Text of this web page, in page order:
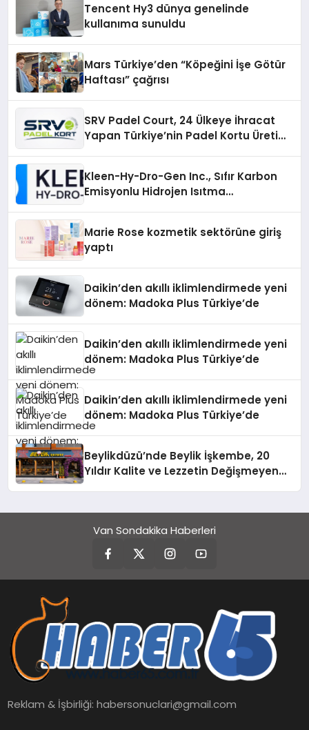
Tencent Hy3 dünya genelinde
kullanıma sunuldu
Mars Türkiye’den “Köpeğini İşe Götür
Haftası” çağrısı
SRV Padel Court, 24 Ülkeye İhracat
Yapan Türkiye’nin Padel Kortu Üretim
Kleen-Hy-Dro-Gen Inc., Sıfır Karbon
Emisyonlu Hidrojen Isıtma
Marie Rose kozmetik sektörüne giriş
yaptı
Daikin’den akıllı iklimlendirmede yeni
dönem: Madoka Plus Türkiye’de
Daikin’den akıllı iklimlendirmede yeni
dönem: Madoka Plus Türkiye’de
Daikin’den akıllı iklimlendirmede yeni
dönem: Madoka Plus Türkiye’de
Beylikdüzü’nde Beylik İşkembe, 20
Yıldır Kalite ve Lezzetin Değişmeyen
Van Sondakika Haberleri
Reklam & İşbirliği:habersonuclari@gmail.com